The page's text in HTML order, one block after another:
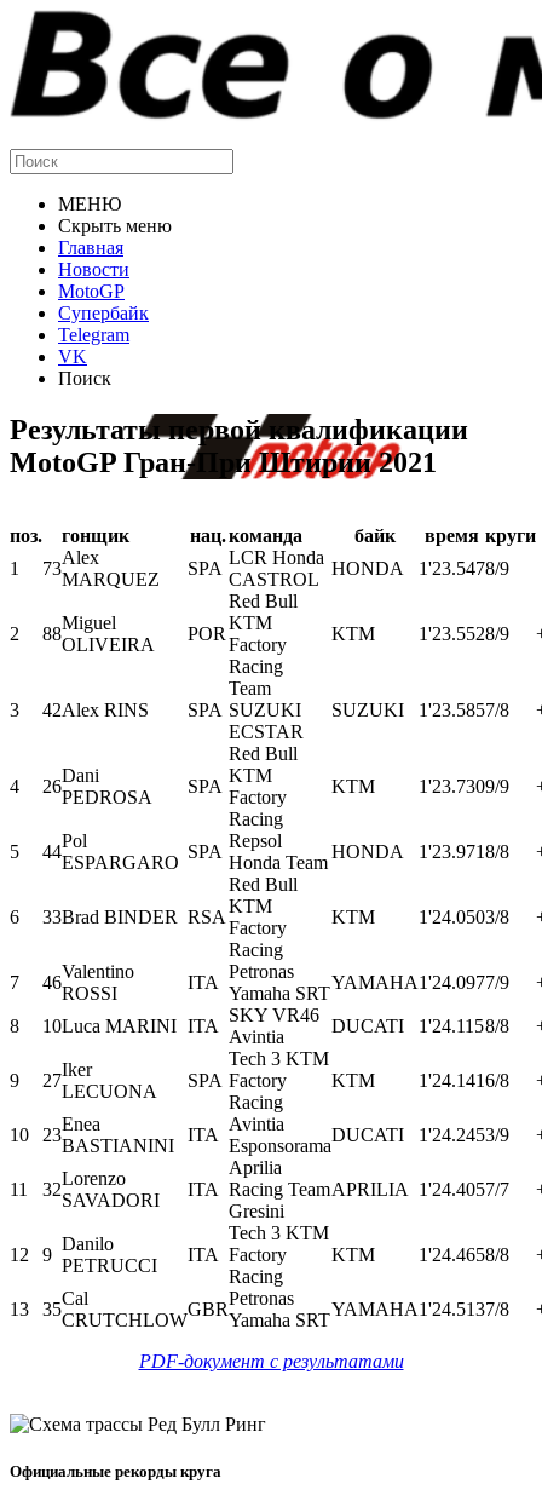
МЕНЮ
Скрыть меню
Главная
Новости
MotoGP
Супербайк
Telegram
VK
Поиск
Результаты первой квалификации
MotoGP Гран-При Штирии 2021
поз. гонщик нац.команда байк время круги
1
73
Alex
MARQUEZ
SPA
LCR Honda
CASTROL
HONDA 1'23.5478/9
2 88
Miguel
OLIVEIRA
POR
Red Bull
KTM
Factory
Racing
KTM 1'23.5528/9
3 42Alex RINS SPA
Team
SUZUKI
ECSTAR
SUZUKI 1'23.5857/8
4 26
Dani
PEDROSA
SPA
Red Bull
KTM
Factory
Racing
KTM 1'23.7309/9
5 44
Pol
ESPARGARO
SPA
Repsol
Honda Team
HONDA 1'23.9718/8
6 33Brad BINDER RSA
Red Bull
KTM
Factory
Racing
KTM 1'24.0503/8
7 46
Valentino
ROSSI
ITA
Petronas
Yamaha SRT
YAMAHA1'24.0977/9
8 10Luca MARINI ITA
SKY VR46
Avintia
DUCATI 1'24.1158/8
9 27
Iker
LECUONA
SPA
Tech 3 KTM
Factory
Racing
KTM 1'24.1416/8
10 23
Enea
BASTIANINI
ITA
Avintia
Esponsorama
DUCATI 1'24.2453/9
11 32
Lorenzo
SAVADORI
ITA
Aprilia
Racing Team
Gresini
APRILIA 1'24.4057/7
12 9
Danilo
PETRUCCI
ITA
Tech 3 KTM
Factory
Racing
KTM 1'24.4658/8
13 35
Cal
CRUTCHLOW
GBR
Petronas
Yamaha SRT
YAMAHA1'24.5137/8
PDF-документ с результатами
Официальные рекорды круга